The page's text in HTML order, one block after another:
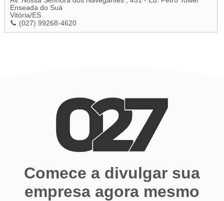
Enseada do Suá
Vitória/ES
(027) 99268-4620
Comece a divulgar sua
empresa agora mesmo